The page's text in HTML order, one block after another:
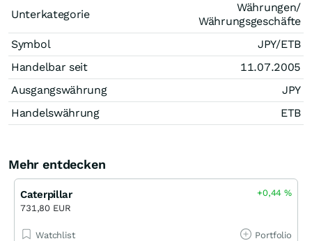
Unterkategorie
Währungen/
Währungsgeschäfte
Symbol
JPY/ETB
Handelbar seit
11.07.2005
Ausgangswährung
JPY
Handelswährung
ETB
Mehr entdecken
Caterpillar
731,80 EUR
+0,44%
Watchlist Portfolio